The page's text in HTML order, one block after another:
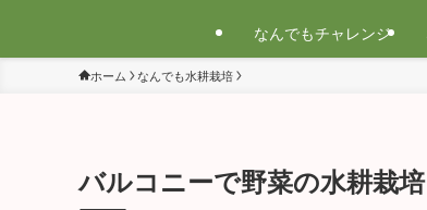
なんでもチャレンジ
ホーム なんでも水耕栽培
バルコニーで野菜の水耕栽